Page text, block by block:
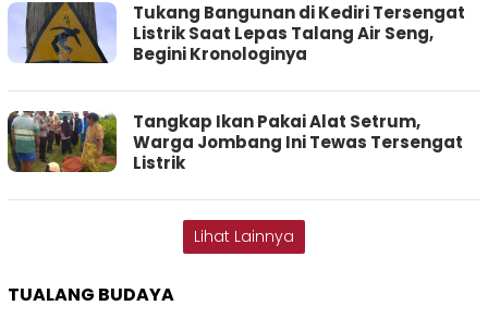
Tukang Bangunan di Kediri Tersengat
Listrik Saat Lepas Talang Air Seng,
Begini Kronologinya
Tangkap Ikan Pakai Alat Setrum,
Warga Jombang Ini Tewas Tersengat
Listrik
Lihat Lainnya
TUALANG BUDAYA